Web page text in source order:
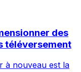
des
téléversement
à nouveau est la